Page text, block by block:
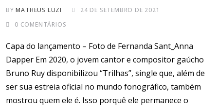
BYMATHEUS LUZI
24 DE SETEMBRO DE 2021
0 COMENTÁRIOS
Capa do lançamento – Foto de Fernanda Sant_Anna
Dapper Em 2020, o jovem cantor e compositor gaúcho
Bruno Ruy disponibilizou “Trilhas”, single que, além de
ser sua estreia oficial no mundo fonográfico, também
mostrou quem ele é. Isso porquê ele permanece o